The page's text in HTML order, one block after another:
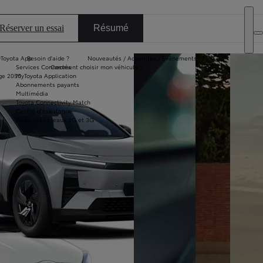
Particulier
Professionnel
App
Services Connectés
MyToyota Application
Abonnements payants
Multimédia
Toyota Connectivity Match
Centre d'assistance
Arrêt des réseaux 2G et 3G
Besoin d'aide ?
Comment choisir mon véhicule ?
2050
Nouveautés / Actualités / Évènements
Réserver un essai Résumé
Passer en plein écran
Diapositive suivante